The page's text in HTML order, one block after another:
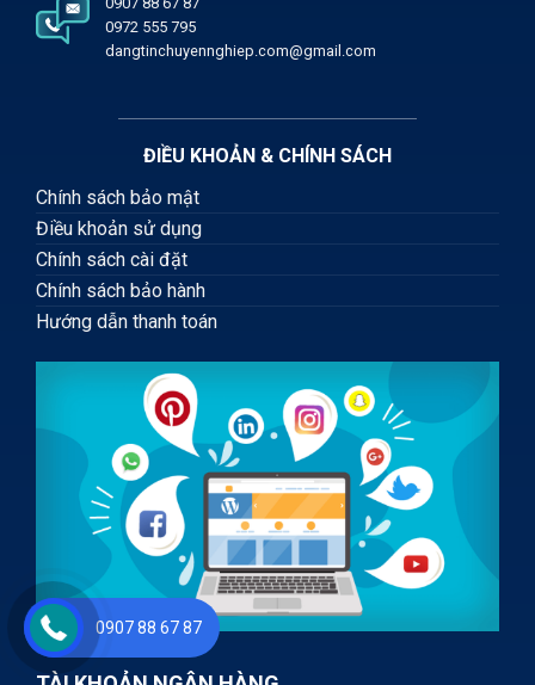
0972 555 795
dangtinchuyennghiep.com@gmail.com
ĐIỀU KHOẢN & CHÍNH SÁCH
Chính sách bảo mật
Điều khoản sử dụng
Chính sách cài đặt
Chính sách bảo hành
Hướng dẫn thanh toán
0907 88 67 87